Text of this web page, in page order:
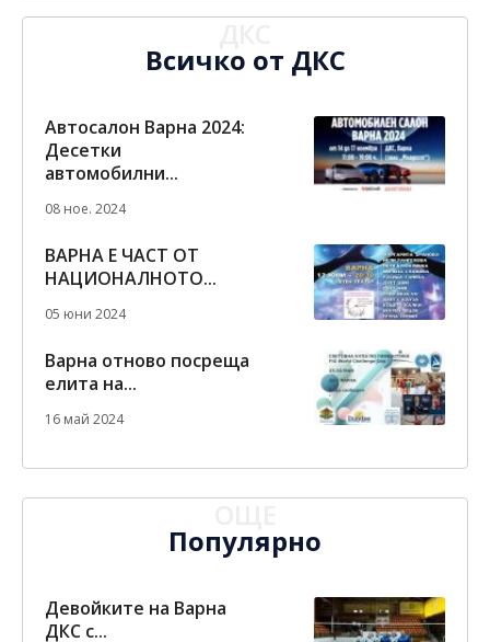
Всичко от ДКС
Автосалон Варна 2024:
Десетки
автомобилни...
08 ное. 2024
ВАРНА Е ЧАСТ ОТ
НАЦИОНАЛНОТО...
05 юни 2024
Варна отново посреща
елита на...
16 май 2024
Популярно
Девойките на Варна
ДКС с...